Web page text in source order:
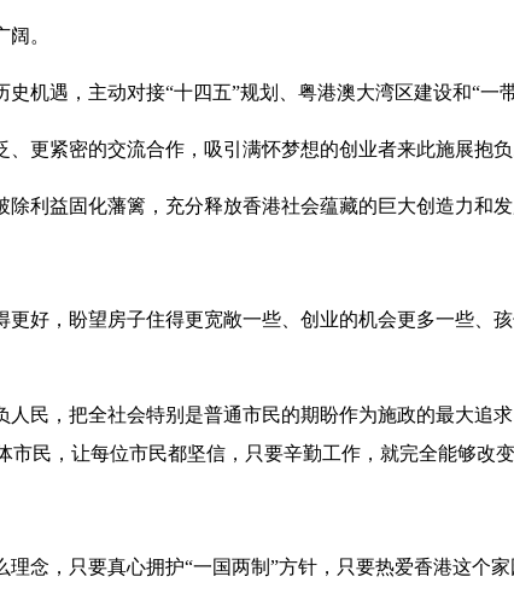
。
机遇，主动对接“十四五”规划、粤港澳大湾区建设和“一
更紧密的交流合作，吸引满怀梦想的创业者来此施展抱负
利益固化藩篱，充分释放香港社会蕴藏的巨大创造力和发
好，盼望房子住得更宽敞一些、创业的机会更多一些、
民，把全社会特别是普通市民的期盼作为施政的最大追
民，让每位市民都坚信，只要辛勤工作，就完全能够改变
念，只要真心拥护“一国两制”方针，只要热爱香港这个